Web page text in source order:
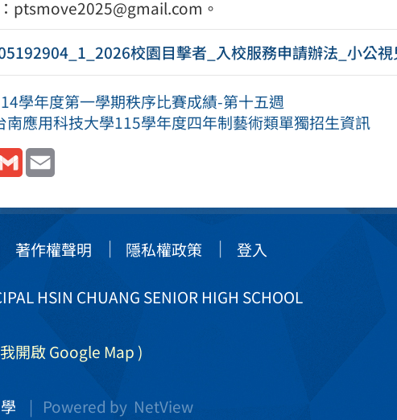
ptsmove2025@gmail.com。
校園目擊者_入校服務申請辦法_小公
學年度第一學期秩序比賽成績-第十五週
南應用科技大學115學年度四年制藝術類單獨招生資訊
Gmail
著作權聲明 隱私權政策 登入
HSIN CHUANG SENIOR HIGH SCHOOL
開啟 Google Map )
| Powered by NetView